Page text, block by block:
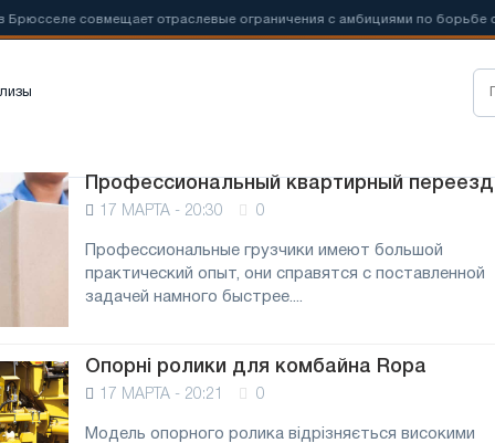
совмещает отраслевые ограничения с амбициями по борьбе с
Профессиональный квартирный переезд
17 МАРТА - 20:30 0
Профессиональные грузчики имеют большой
практический опыт, они справятся с поставленной
задачей намного быстрее....
Опорні ролики для комбайна Ropa
17 МАРТА - 20:21 0
Модель опорного ролика відрізняється високими